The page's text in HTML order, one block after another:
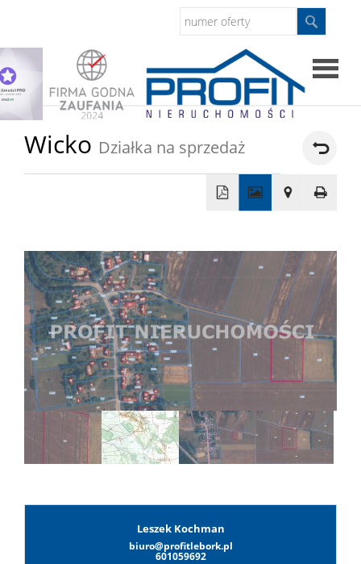
Domy
Dzialki
Hale
Wicko Działka na sprzedaż
−
Leaflet
Leszek Kochman
biuro@profitlebork.pl
601059692